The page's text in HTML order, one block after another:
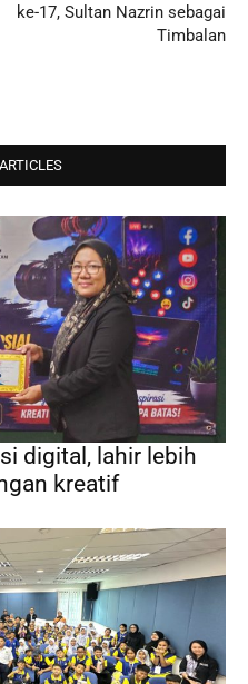
ke-17, Sultan Nazrin sebagai
Timbalan
digital, lahir lebih
kreatif